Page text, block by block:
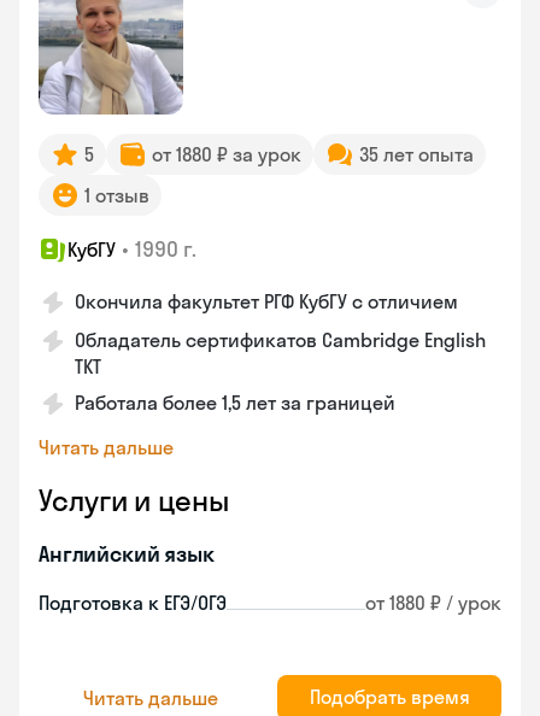
5 от 1880 ₽ за урок
35 лет опыта
1 отзыв
КубГУ • 1990 г.
Окончила факультет РГФ КубГУ с отличием
Обладатель сертификатов Cambridge English
TKT
Работала более 1,5 лет за границей
Читать дальше
Услуги и цены
Английский язык
Подготовка к ЕГЭ/ОГЭ от 1880 ₽ / урок
Читать дальше Подобрать время